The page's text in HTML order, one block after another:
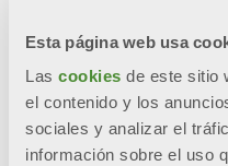
Esta página web usa
Las cookies de este sitio
el contenido y los
sociales y analizar el
información sobre el uso
Resistencia
la unidad
formación de